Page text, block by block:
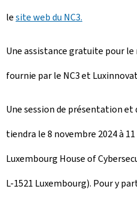
lesite web du NC3.
Une assistance gratuite pour
fournie par le NC3 et
Une session de présentation et
tiendra le 8 novembre 2024 à
Luxembourg House of
L-1521 Luxembourg). Pour y